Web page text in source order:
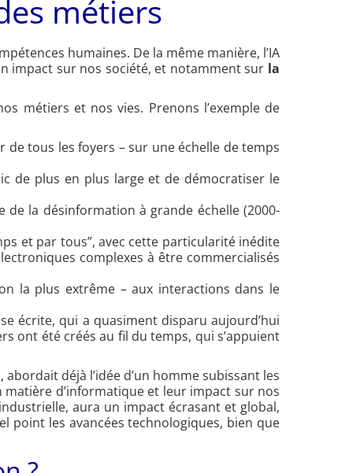
métiers
humaines. De la même manière, l’IA
impact sur nos société, et notamment sur la
métiers et nos vies. Prenons l’exemple de
tous les foyers – sur une échelle de temps
de plus en plus large et de démocratiser le
la désinformation à grande échelle (2000-
et par tous”, avec cette particularité inédite
complexes à être commercialisés
la plus extrême – aux interactions dans le
écrite, qui a quasiment disparu aujourd’hui
ont été créés au fil du temps, qui s’appuient
déjà l’idée d’un homme subissant les
matière d’informatique et leur impact sur nos
aura un impact écrasant et global,
point les avancées technologiques, bien que